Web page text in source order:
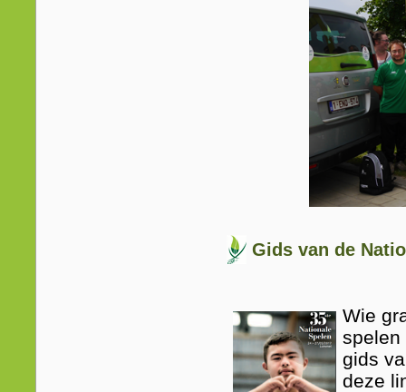
Gids van de
Wie
spelen
gids
deze